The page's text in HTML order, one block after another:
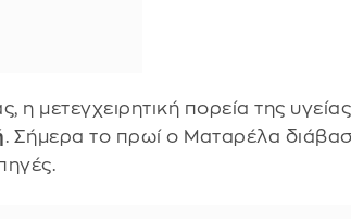
μετεγχειρητική πορεία της
. Σήμερα το πρωί ο Ματαρέλα